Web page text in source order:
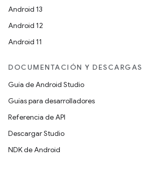
Android 13
Android 12
Android 11
DOCUMENTACIÓN Y DESCARGAS
Guía de Android Studio
Guías para desarrolladores
Referencia de API
Descargar Studio
NDK de Android